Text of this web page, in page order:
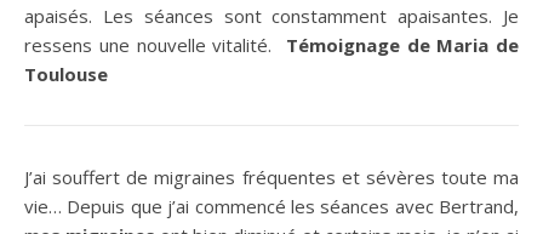
apaisés. Les séances sont constamment apaisantes. Je
ressens une nouvelle vitalité. Témoignage de Maria de
Toulouse
J’ai souffert de migraines fréquentes et sévères toute ma
vie… Depuis que j’ai commencé les séances avec Bertrand,